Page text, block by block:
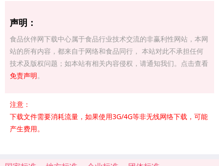
声明：
食品伙伴网下载中心属于食品行业技术交流的非赢利性网站，本网
站的所有内容，都来自于网络和食品同行， 本站对此不承担任何
技术及版权问题；如本站有相关内容侵权，请通知我们。点击查看
免责声明。
注意：
下载文件需要消耗流量，如果使用3G/4G等非无线网络下载，可能
产生费用。